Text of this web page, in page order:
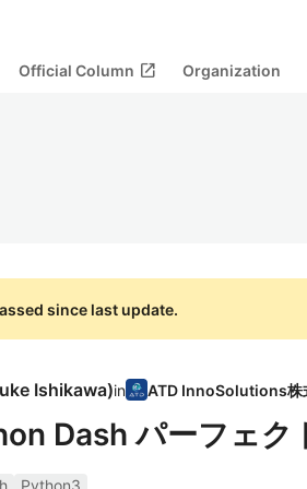
Official Column open_in_new Organization
since last update.
Ishikawa)in
Dash パーフェク
Python3